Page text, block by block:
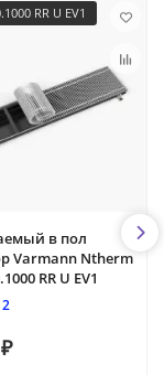
RR U EV1
в пол
Varmann Ntherm
RR U EV1
2